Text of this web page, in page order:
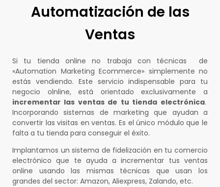
Automatización de las
Ventas
Si tu tienda online no trabaja con técnicas de
«Automation Marketing Ecommerce» simplemente no
estás vendiendo. Este servicio indispensable para tu
negocio olnline, está orientado exclusivamente a
incrementar las ventas de tu tienda electrónica.
Incorporando sistemas de marketing que ayudan a
convertir las visitas en ventas. Es el único módulo que le
falta a tu tienda para conseguir el éxito.
Implantamos un sistema de fidelización en tu comercio
electrónico que te ayuda a incrementar tus ventas
online usando las mismas técnicas que usan los
grandes del sector: Amazon, Aliexpress, Zalando, etc.